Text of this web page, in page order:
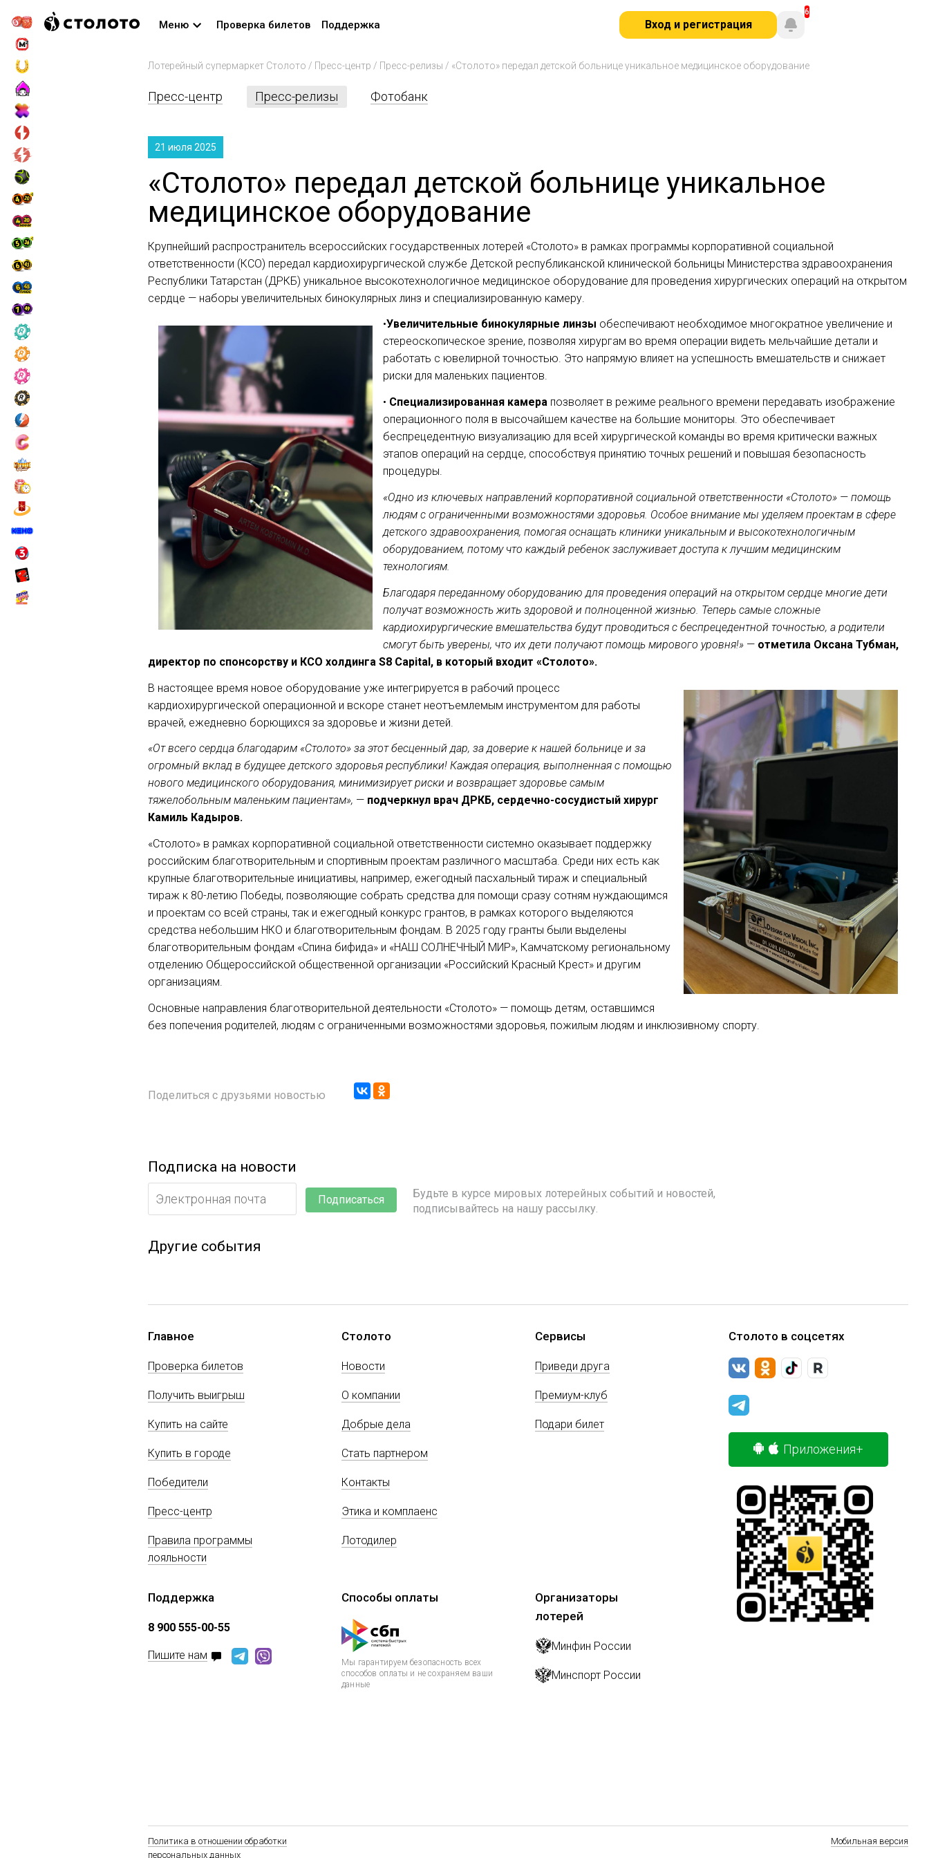
Меню Проверка билетов Поддержка Вход и регистрация
Лотерейный супермаркет Столото / Пресс-центр / Пресс-релизы / «Столото» передал детской больнице уникальное медицинское оборудование
Пресс-центр Пресс-релизы Фотобанк
21 июля 2025
«Столото» передал детской больнице уникальное
медицинское оборудование
Крупнейший распространитель всероссийских государственных лотерей «Столото» в рамках программы корпоративной социальной
ответственности (КСО) передал кардиохирургической службе Детской республиканской клинической больницы Министерства здравоохранения
Республики Татарстан (ДРКБ) уникальное высокотехнологичное медицинское оборудование для проведения хирургических операций на открытом
сердце — наборы увеличительных бинокулярных линз и специализированную камеру.
•Увеличительные бинокулярные линзы обеспечивают необходимое многократное увеличение и
стереоскопическое зрение, позволяя хирургам во время операции видеть мельчайшие детали и
работать с ювелирной точностью. Это напрямую влияет на успешность вмешательств и снижает
риски для маленьких пациентов.
• Специализированная камера позволяет в режиме реального времени передавать изображение
операционного поля в высочайшем качестве на большие мониторы. Это обеспечивает
беспрецедентную визуализацию для всей хирургической команды во время критически важных
этапов операций на сердце, способствуя принятию точных решений и повышая безопасность
процедуры.
«Одно из ключевых направлений корпоративной социальной ответственности «Столото» — помощь
людям с ограниченными возможностями здоровья. Особое внимание мы уделяем проектам в сфере
детского здравоохранения, помогая оснащать клиники уникальным и высокотехнологичным
оборудованием, потому что каждый ребенок заслуживает доступа к лучшим медицинским
технологиям.
Благодаря переданному оборудованию для проведения операций на открытом сердце многие дети
получат возможность жить здоровой и полноценной жизнью. Теперь самые сложные
кардиохирургические вмешательства будут проводиться с беспрецедентной точностью, а родители
смогут быть уверены, что их дети получают помощь мирового уровня!» — отметила Оксана Тубман,
директор по спонсорству и КСО холдинга S8 Capital, в который входит «Столото».
В настоящее время новое оборудование уже интегрируется в рабочий процесс
кардиохирургической операционной и вскоре станет неотъемлемым инструментом для работы
врачей, ежедневно борющихся за здоровье и жизни детей.
«От всего сердца благодарим «Столото» за этот бесценный дар, за доверие к нашей больнице и за
огромный вклад в будущее детского здоровья республики! Каждая операция, выполненная с помощью
нового медицинского оборудования, минимизирует риски и возвращает здоровье самым
тяжелобольным маленьким пациентам», — подчеркнул врач ДРКБ, сердечно-сосудистый хирург
Камиль Кадыров.
«Столото» в рамках корпоративной социальной ответственности системно оказывает поддержку
российским благотворительным и спортивным проектам различного масштаба. Среди них есть как
крупные благотворительные инициативы, например, ежегодный пасхальный тираж и специальный
тираж к 80-летию Победы, позволяющие собрать средства для помощи сразу сотням нуждающимся
и проектам со всей страны, так и ежегодный конкурс грантов, в рамках которого выделяются
средства небольшим НКО и благотворительным фондам. В 2025 году гранты были выделены
благотворительным фондам «Спина бифида» и «НАШ СОЛНЕЧНЫЙ МИР», Камчатскому региональному
отделению Общероссийской общественной организации «Российский Красный Крест» и другим
организациям.
Основные направления благотворительной деятельности «Столото» — помощь детям, оставшимся
без попечения родителей, людям с ограниченными возможностями здоровья, пожилым людям и инклюзивному спорту.
Поделиться с друзьями новостью
Подписка на новости
Подписаться
Будьте в курсе мировых лотерейных событий и новостей,
подписывайтесь на нашу рассылку.
Другие события
Главное
Проверка билетов
Получить выигрыш
Купить на сайте
Купить в городе
Победители
Пресс-центр
Правила программы
лояльности
Столото
Новости
О компании
Добрые дела
Стать партнером
Контакты
Этика и комплаенс
Лотодилер
Сервисы
Приведи друга
Премиум-клуб
Подари билет
Поддержка
8 900 555-00-55
Пишите нам
Способы оплаты
Мы гарантируем безопасность всех
способов оплаты и не сохраняем ваши
данные
Организаторы
лотерей
Минфин России
Минспорт России
Столото в соцсетях
Приложения+
Политика в отношении обработки
персональных данных
Мобильная версия